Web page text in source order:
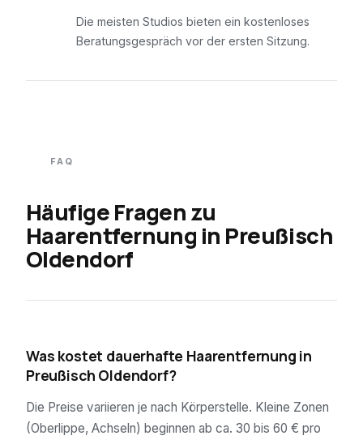
Die meisten Studios bieten ein kostenloses
Beratungsgespräch vor der ersten Sitzung.
FAQ
Häufige Fragen zu
Haarentfernung in Preußisch
Oldendorf
Was kostet dauerhafte Haarentfernung in
Preußisch Oldendorf?
Die Preise variieren je nach Körperstelle. Kleine Zonen
(Oberlippe, Achseln) beginnen ab ca. 30 bis 60 € pro